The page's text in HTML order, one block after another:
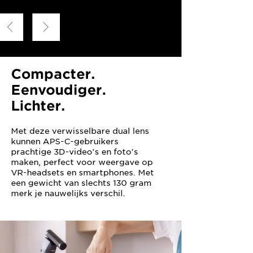
Compacter.
Eenvoudiger.
Lichter.
Met deze verwisselbare dual lens
kunnen APS-C-gebruikers
prachtige 3D-video's en foto's
maken, perfect voor weergave op
VR-headsets en smartphones. Met
een gewicht van slechts 130 gram
merk je nauwelijks verschil.